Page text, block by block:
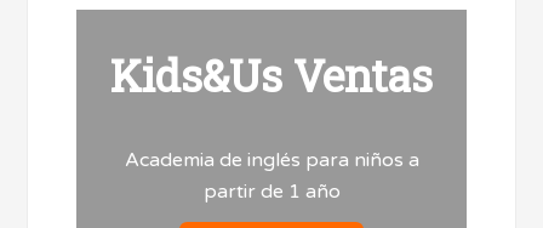
Kids&Us Ventas
Academia de inglés para niños a
partir de 1 año